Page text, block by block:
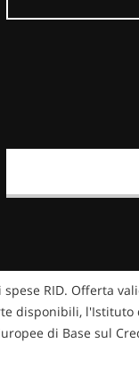
RID. Offerta
disponibili,
di Base sul